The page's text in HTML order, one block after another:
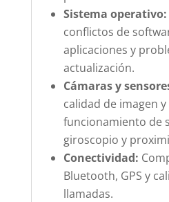
Sistema operativo:
conflictos de
aplicaciones y
actualización.
Cámaras y
calidad de imagen y
funcionamiento de
giroscopio y
Conectividad:
Bluetooth, GPS y
llamadas.